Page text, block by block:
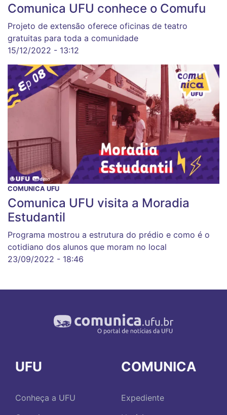
Comunica UFU conhece o Comufu
Projeto de extensão oferece oficinas de teatro
gratuitas para toda a comunidade
15/12/2022 - 13:12
COMUNICA UFU
Comunica UFU visita a Moradia
Estudantil
Programa mostrou a estrutura do prédio e como é o
cotidiano dos alunos que moram no local
23/09/2022 - 18:46
UFU
Conheça a UFU
COMUNICA
Expediente